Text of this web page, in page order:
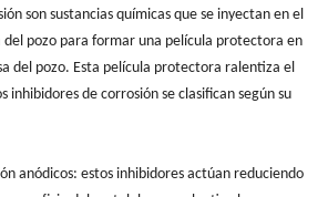
son sustancias químicas que se inyectan en el
del pozo para formar una película protectora en
del pozo. Esta película protectora ralentiza el
inhibidores de corrosión se clasifican según su
anódicos: estos inhibidores actúan reduciendo